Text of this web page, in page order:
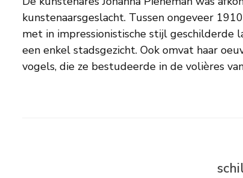
kunstenaarsgeslacht. Tussen ongeveer
met in impressionistische stijl geschilderde
een enkel stadsgezicht. Ook omvat haar
vogels, die ze bestudeerde in de volières
alvorens ze werd toegelaten op de
Pieneman was lid van De Onafhankelijken